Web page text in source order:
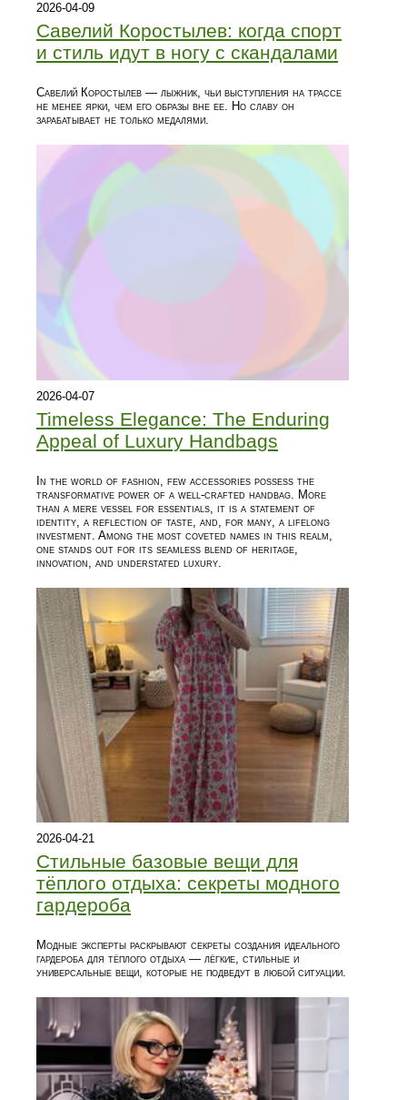
2026-04-09
Савелий Коростылев: когда спорт
и стиль идут в ногу с скандалами
Савелий Коростылев — лыжник, чьи выступления на трассе
не менее ярки, чем его образы вне ее. Но славу он
зарабатывает не только медалями.
2026-04-07
Timeless Elegance: The Enduring
Appeal of Luxury Handbags
In the world of fashion, few accessories possess the
transformative power of a well-crafted handbag. More
than a mere vessel for essentials, it is a statement of
identity, a reflection of taste, and, for many, a lifelong
investment. Among the most coveted names in this realm,
one stands out for its seamless blend of heritage,
innovation, and understated luxury.
2026-04-21
Стильные базовые вещи для
тёплого отдыха: секреты модного
гардероба
Модные эксперты раскрывают секреты создания идеального
гардероба для тёплого отдыха — лёгкие, стильные и
универсальные вещи, которые не подведут в любой ситуации.